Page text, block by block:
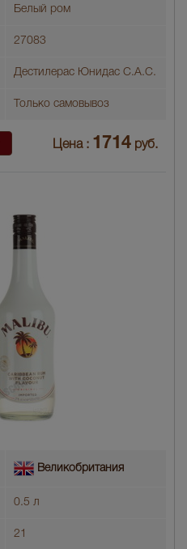
Белый ром
27083
Дестилерас Юнидас С.А.С.
Только самовывоз
Цена : 1714 руб.
Великобритания
0.5 л
21